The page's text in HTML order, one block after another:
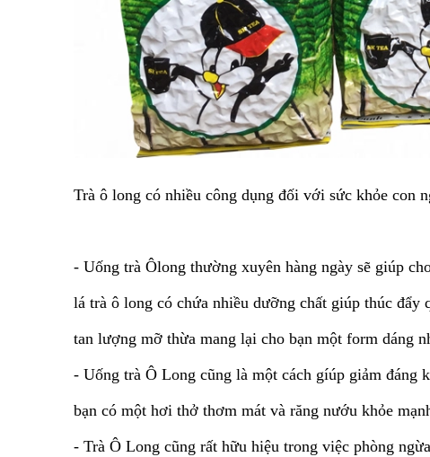
Trà ô long có nhiều công dụng đối với sức khỏe con
- Uống trà Ôlong thường xuyên hàng ngày sẽ giúp
lá trà ô long có chứa nhiều dưỡng chất giúp thúc
tan lượng mỡ thừa mang lại cho bạn một form dáng
- Uống trà Ô Long cũng là một cách gíúp giảm đáng
bạn có một hơi thở thơm mát và răng nướu khỏe
- Trà Ô Long cũng rất hữu hiệu trong việc phòng